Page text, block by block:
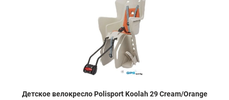
Детское велокресло Polisport Koolah 29 Cream/Orange